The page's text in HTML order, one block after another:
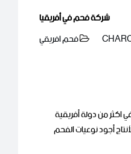
شركة فحم في أفريقيا
فحم افريقي
اكثر من دولة أفريقية
أجود نوعيات الفحم